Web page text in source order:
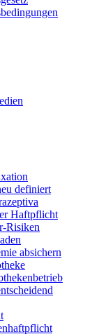
definiert
Haftpflicht
Risiken
absichern